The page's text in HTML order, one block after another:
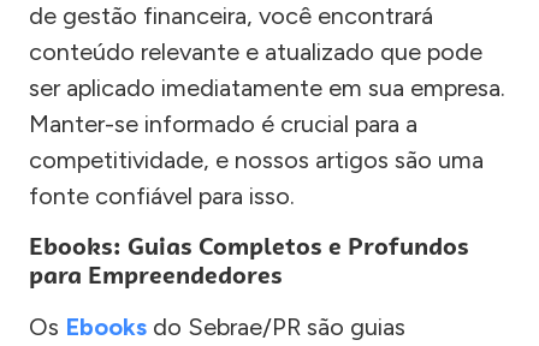
de gestão financeira, você encontrará
conteúdo relevante e atualizado que pode
ser aplicado imediatamente em sua empresa.
Manter-se informado é crucial para a
competitividade, e nossos artigos são uma
fonte confiável para isso.
Ebooks: Guias Completos e Profundos
para Empreendedores
Os Ebooks do Sebrae/PR são guias